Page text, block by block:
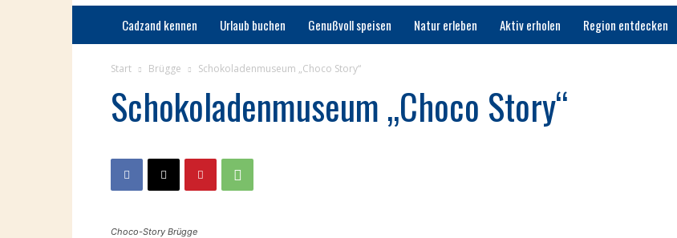
Cadzand kennen Urlaub buchen Genußvoll speisen Natur erleben Aktiv erholen Region entdecken
Start Brügge Schokoladenmuseum „Choco Story“
Schokoladenmuseum „Choco Story“
Choco-Story Brügge